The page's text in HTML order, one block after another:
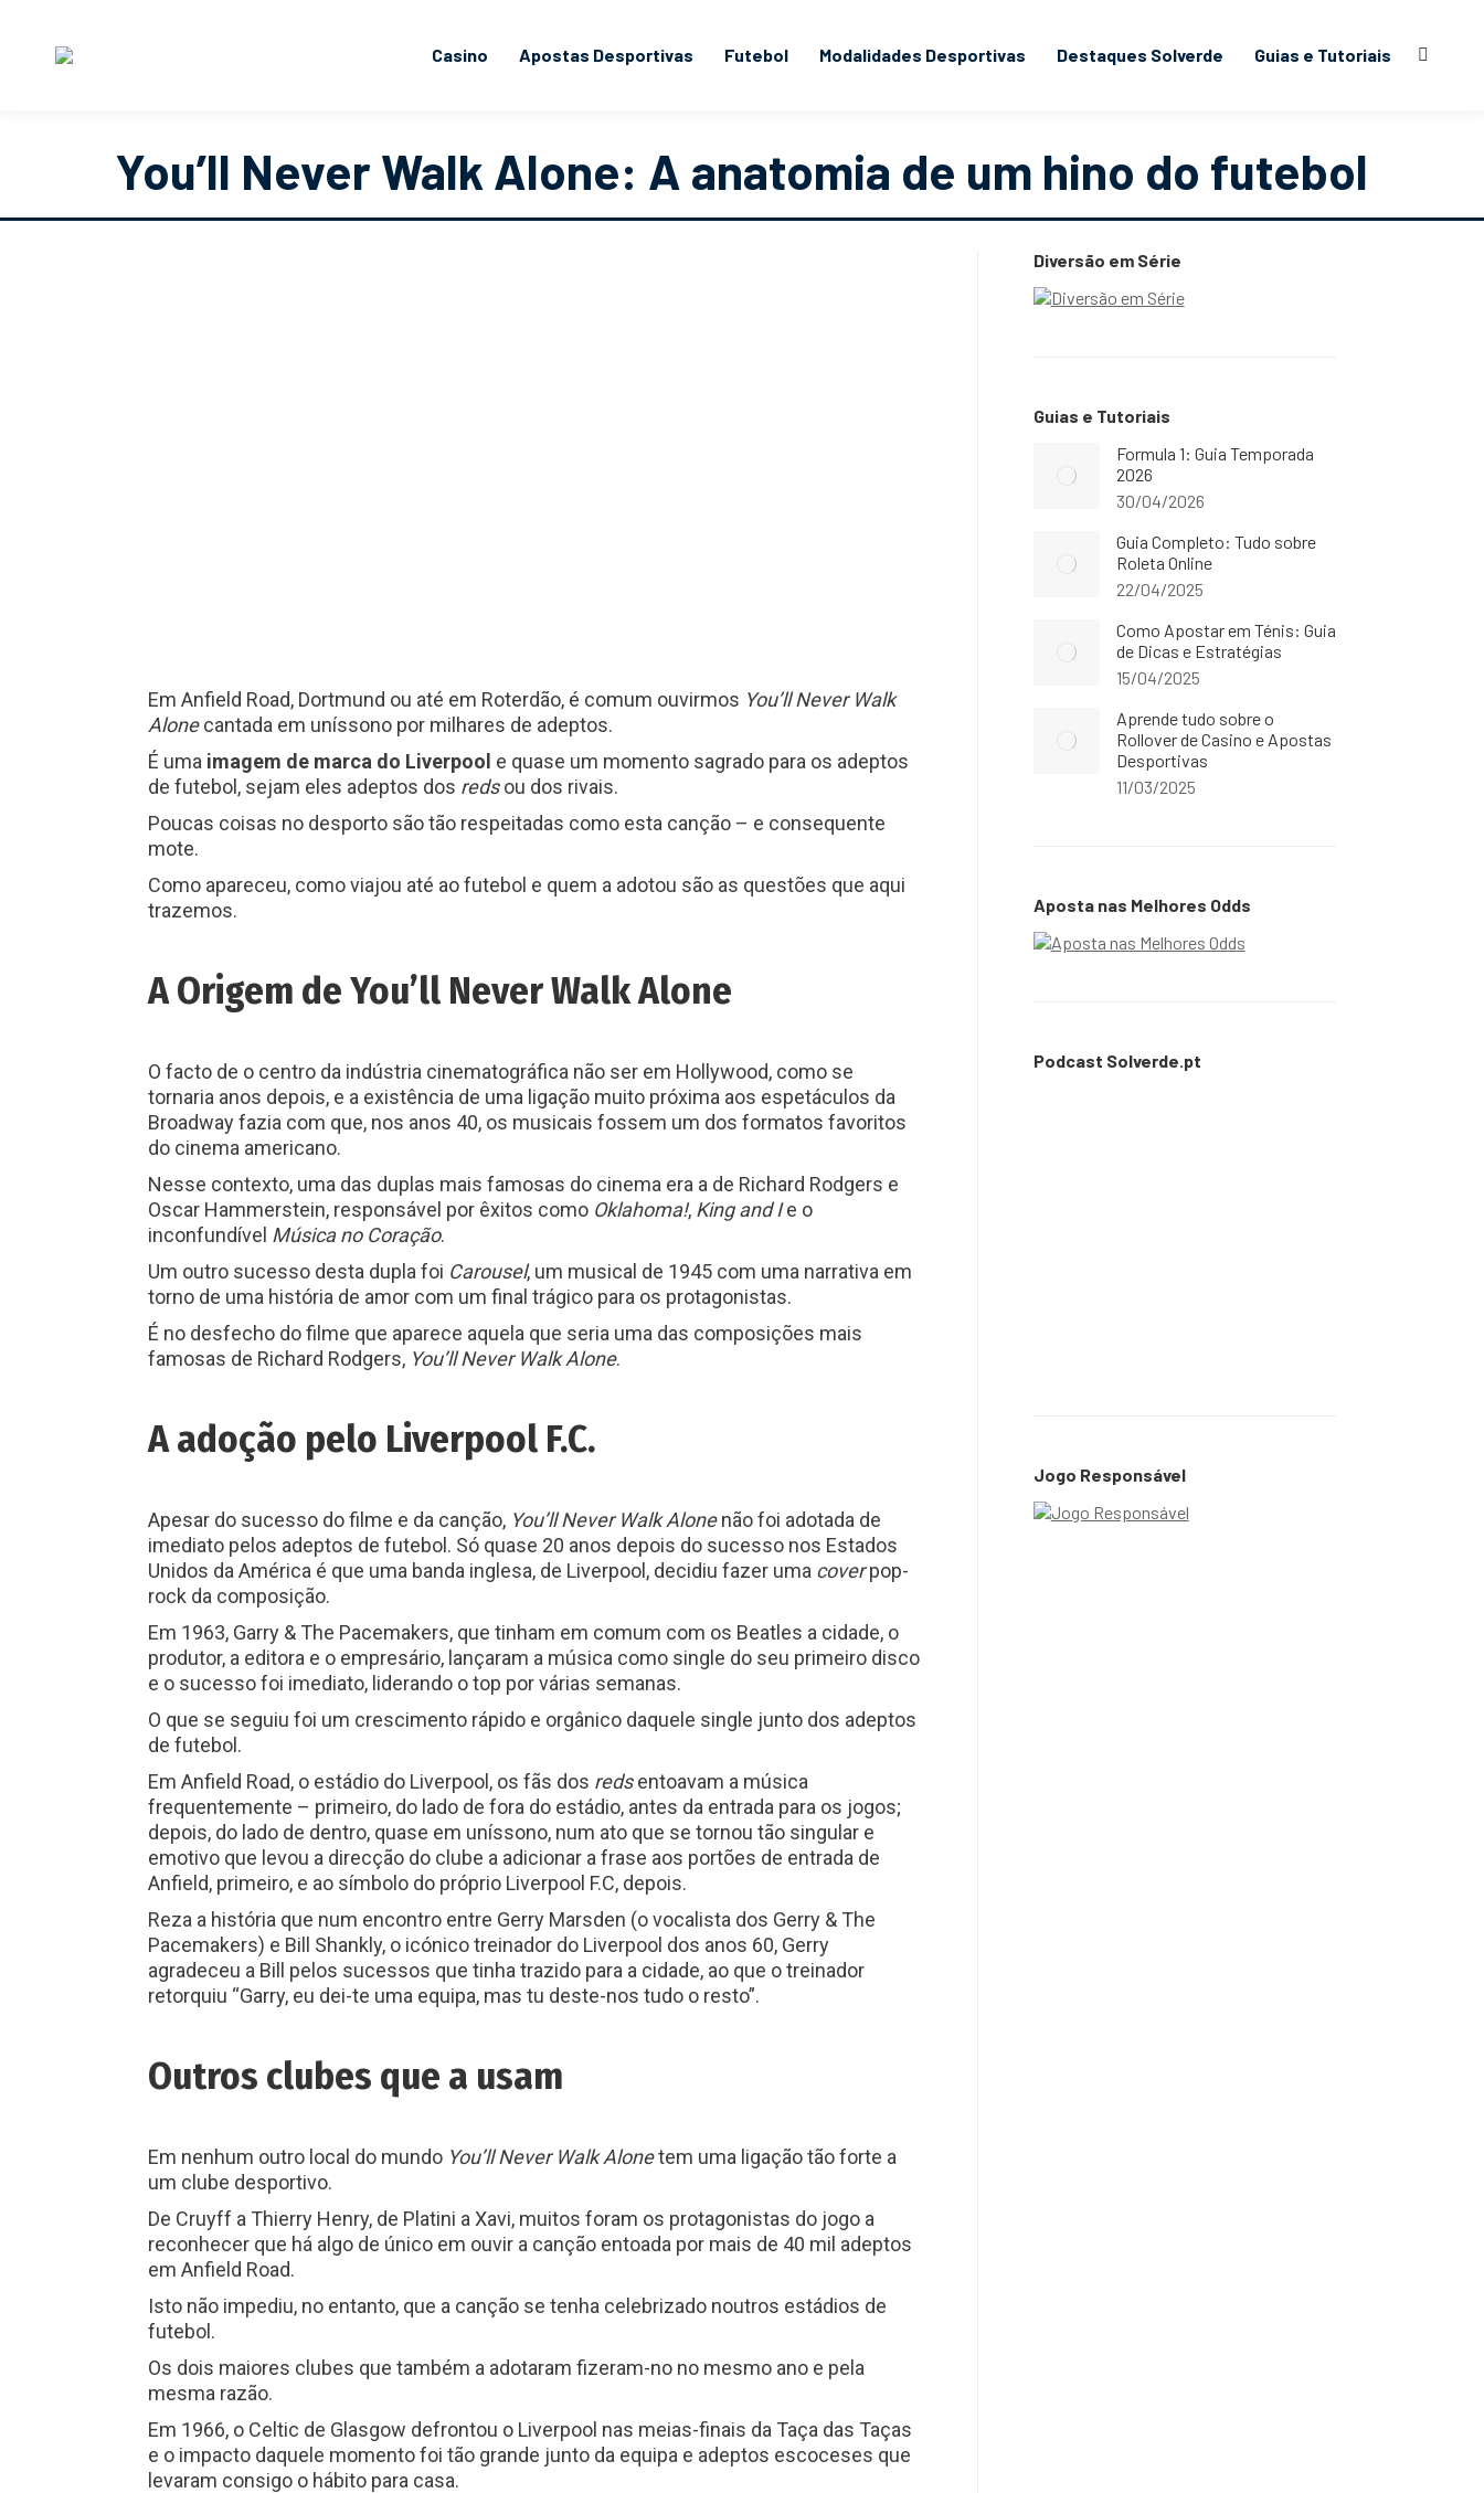
Casino Apostas Desportivas Futebol Modalidades Desportivas Destaques Solverde Guias e Tutoriais Search:
You’ll Never Walk Alone: A anatomia de um hino do futebol
Em Anfield Road, Dortmund ou até em Roterdão, é comum ouvirmos You’ll Never Walk
Alonecantada em uníssono por milhares de adeptos.
É uma imagem de marca do Liverpool e quase um momento sagrado para os adeptos
de futebol, sejam eles adeptos dos redsou dos rivais.
Poucas coisas no desporto são tão respeitadas como esta canção – e consequente
mote.
Como apareceu, como viajou até ao futebol e quem a adotou são as questões que aqui
trazemos.
A Origem de You’ll Never Walk Alone
O facto de o centro da indústria cinematográfica não ser em Hollywood, como se
tornaria anos depois, e a existência de uma ligação muito próxima aos espetáculos da
Broadway fazia com que, nos anos 40, os musicais fossem um dos formatos favoritos
do cinema americano.
Nesse contexto, uma das duplas mais famosas do cinema era a de Richard Rodgers e
Oscar Hammerstein, responsável por êxitos como Oklahoma!, King and Ie o
inconfundível Música no Coração.
Um outro sucesso desta dupla foi Carousel, um musical de 1945 com uma narrativa em
torno de uma história de amor com um final trágico para os protagonistas.
É no desfecho do filme que aparece aquela que seria uma das composições mais
famosas de Richard Rodgers, You’ll Never Walk Alone.
A adoção pelo Liverpool F.C.
Apesar do sucesso do filme e da canção, You’ll Never Walk Alonenão foi adotada de
imediato pelos adeptos de futebol. Só quase 20 anos depois do sucesso nos Estados
Unidos da América é que uma banda inglesa, de Liverpool, decidiu fazer uma coverpop-
rock da composição.
Em 1963, Garry & The Pacemakers, que tinham em comum com os Beatles a cidade, o
produtor, a editora e o empresário, lançaram a música como single do seu primeiro disco
e o sucesso foi imediato, liderando o top por várias semanas.
O que se seguiu foi um crescimento rápido e orgânico daquele single junto dos adeptos
de futebol.
Em Anfield Road, o estádio do Liverpool, os fãs dos redsentoavam a música
frequentemente – primeiro, do lado de fora do estádio, antes da entrada para os jogos;
depois, do lado de dentro, quase em uníssono, num ato que se tornou tão singular e
emotivo que levou a direcção do clube a adicionar a frase aos portões de entrada de
Anfield, primeiro, e ao símbolo do próprio Liverpool F.C, depois.
Reza a história que num encontro entre Gerry Marsden (o vocalista dos Gerry & The
Pacemakers) e Bill Shankly, o icónico treinador do Liverpool dos anos 60, Gerry
agradeceu a Bill pelos sucessos que tinha trazido para a cidade, ao que o treinador
retorquiu “Garry, eu dei-te uma equipa, mas tu deste-nos tudo o resto”.
Outros clubes que a usam
Em nenhum outro local do mundo You’ll Never Walk Alonetem uma ligação tão forte a
um clube desportivo.
De Cruyff a Thierry Henry, de Platini a Xavi, muitos foram os protagonistas do jogo a
reconhecer que há algo de único em ouvir a canção entoada por mais de 40 mil adeptos
em Anfield Road.
Isto não impediu, no entanto, que a canção se tenha celebrizado noutros estádios de
futebol.
Os dois maiores clubes que também a adotaram fizeram-no no mesmo ano e pela
mesma razão.
Em 1966, o Celtic de Glasgow defrontou o Liverpool nas meias-finais da Taça das Taças
e o impacto daquele momento foi tão grande junto da equipa e adeptos escoceses que
levaram consigo o hábito para casa.
Diversão em Série
Guias e Tutoriais
Formula 1: Guia Temporada
2026
30/04/2026
Guia Completo: Tudo sobre
Roleta Online
22/04/2025
Como Apostar em Ténis: Guia
de Dicas e Estratégias
15/04/2025
Aprende tudo sobre o
Rollover de Casino e Apostas
Desportivas
11/03/2025
Aposta nas Melhores Odds
Podcast Solverde.pt
Jogo Responsável